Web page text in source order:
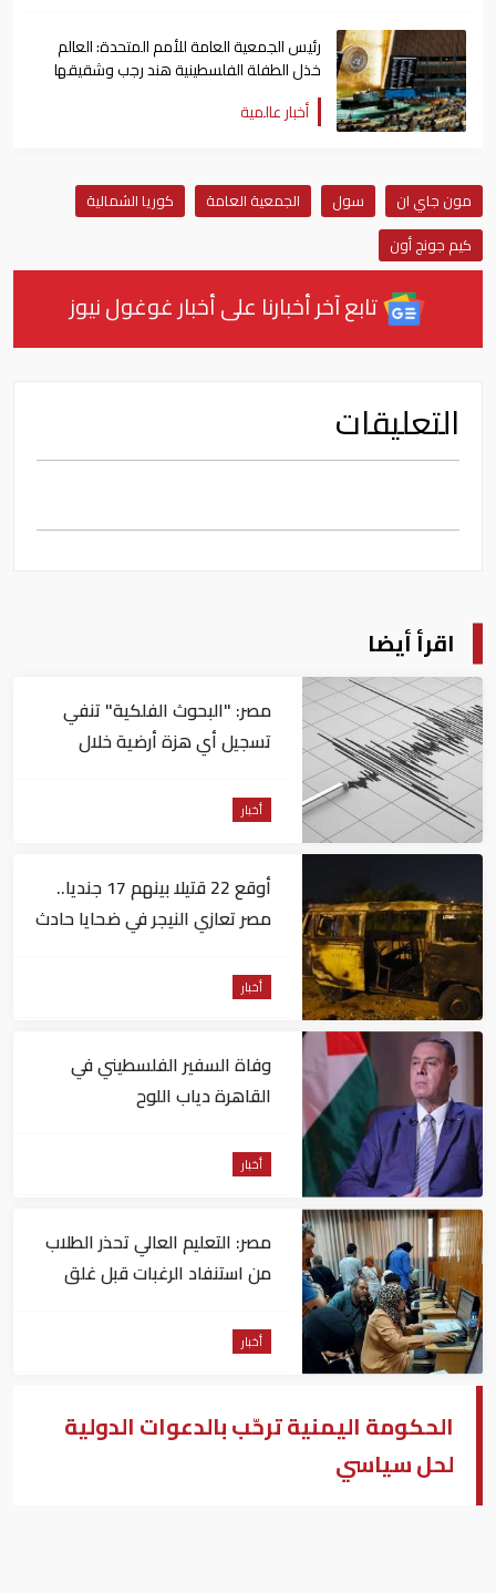
رئيس الجمعية العامة للأمم المتحدة: العالم
خذل الطفلة الفلسطينية هند رجب وشقيقها
أخبار عالمية
مون جاي ان سول الجمعية العامة
كوريا الشمالية
كيم جونج أون
تابع آخر أخبارنا على أخبار غوغول نيوز
التعليقات
اقرأ أيضا
مصر: "البحوث الفلكية" تنفي
تسجيل أي هزة أرضية خلال
أخبار
أوقع 22 قتيلا بينهم 17 جنديا..
مصر تعازي النيجر في ضحايا حادث
أخبار
وفاة السفير الفلسطيني في
القاهرة دياب اللوح
أخبار
مصر: التعليم العالي تحذر الطلاب
من استنفاد الرغبات قبل غلق
أخبار
الحكومة اليمنية ترحّب بالدعوات الدولية
لحل سياسي